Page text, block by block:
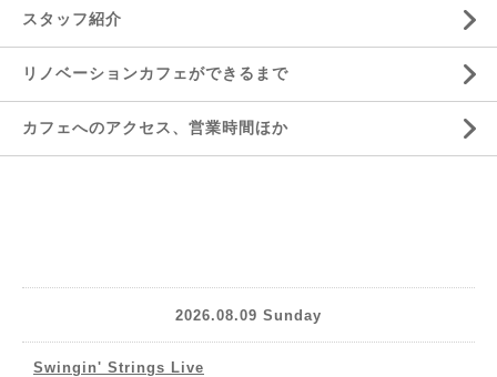
スタッフ紹介
リノベーションカフェができるまで
カフェへのアクセス、営業時間ほか
2026.08.09 Sunday
Swingin' Strings Live